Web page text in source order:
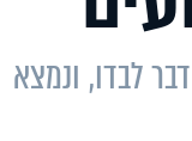
לבדו, ונמצא